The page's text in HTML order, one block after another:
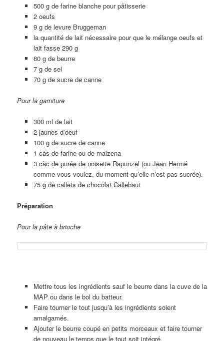
500 g de farine blanche pour pâtisserie
2 oeufs
9 g de levure Bruggeman
la quantité de lait nécessaire pour que le mélange oeufs et
lait fasse 290 g
80 g de beurre
7 g de sel
70 g de sucre de canne
Pour la garniture
300 ml de lait
2 jaunes d’oeuf
100 g de sucre de canne
1 càs de farine ou de maizena
3 càc de purée de noisette Rapunzel (ou Jean Hermé
comme vous voulez, du moment qu’elle n’est pas sucrée).
75 g de callets de chocolat Callebaut
Préparation
Pour la pâte à brioche
Mettre tous les ingrédients sauf le beurre dans la cuve de la
MAP ou dans le bol du batteur.
Faire tourner le tout jusqu’à les ingrédients soient
amalgamés.
Ajouter le beurre coupé en petits morceaux et faire tourner
de nouveau le temps que le tout soit intégré.